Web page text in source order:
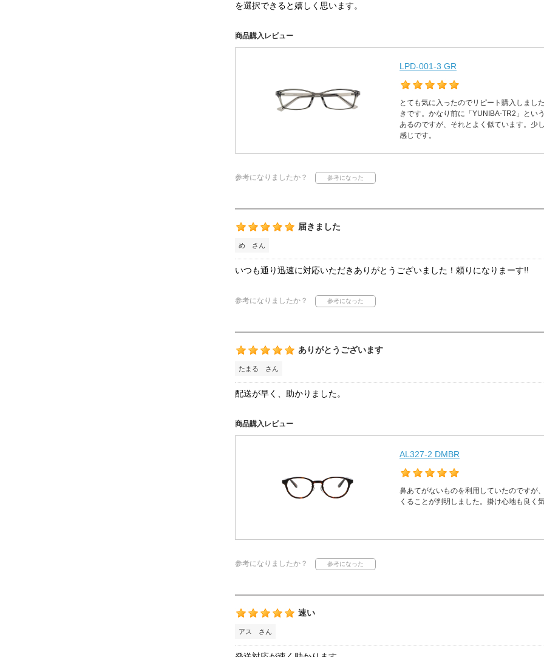
を選択できると嬉しく思います。
商品購入レビュー
LPD-001-3 GR
とても気に入ったのでリピート購入しまし
きです。かなり前に「YUNIBA-TR2」とい
あるのですが、それとよく似ています。少
感じです。
参考になりましたか？
届きました
め さん
いつも通り迅速に対応いただきありがとうございました！頼りになりまーす!!
参考になりましたか？
ありがとうございます
たまる さん
配送が早く、助かりました。
商品購入レビュー
AL327-2 DMBR
鼻あてがないものを利用していたのですが
くることが判明しました。掛け心地も良く
参考になりましたか？
速い
アス さん